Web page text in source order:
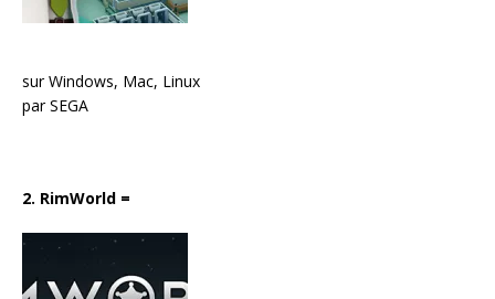
sur Windows, Mac, Linux
par SEGA
2. RimWorld =